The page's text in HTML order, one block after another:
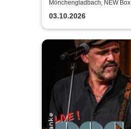
Mönchengladbach, NEW Box
Mönchengladbach
03.10.2026